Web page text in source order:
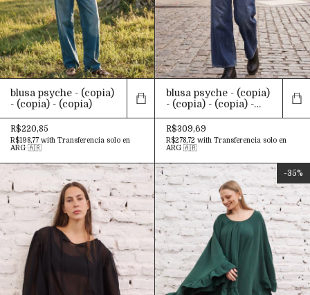
blusa psyche - (copia)
- (copia) - (copia)
R$220,85
R$198,77 with Transferencia solo en
ARG 🇦🇷
blusa psyche - (copia)
- (copia) - (copia) -
(copia) - (copia) -
(copia) - (copia) -
(copia) - (copia) -
(copia) - (copia) -
(copia) - (copia) -
(copia) - (copia) -
(copia) - (copia) -
(copia) - (copia) -
(copia) - (copia)
R$309,69
R$278,72 with Transferencia solo en
ARG 🇦🇷
-35%